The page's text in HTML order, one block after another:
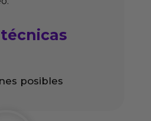
técnicas
posibles